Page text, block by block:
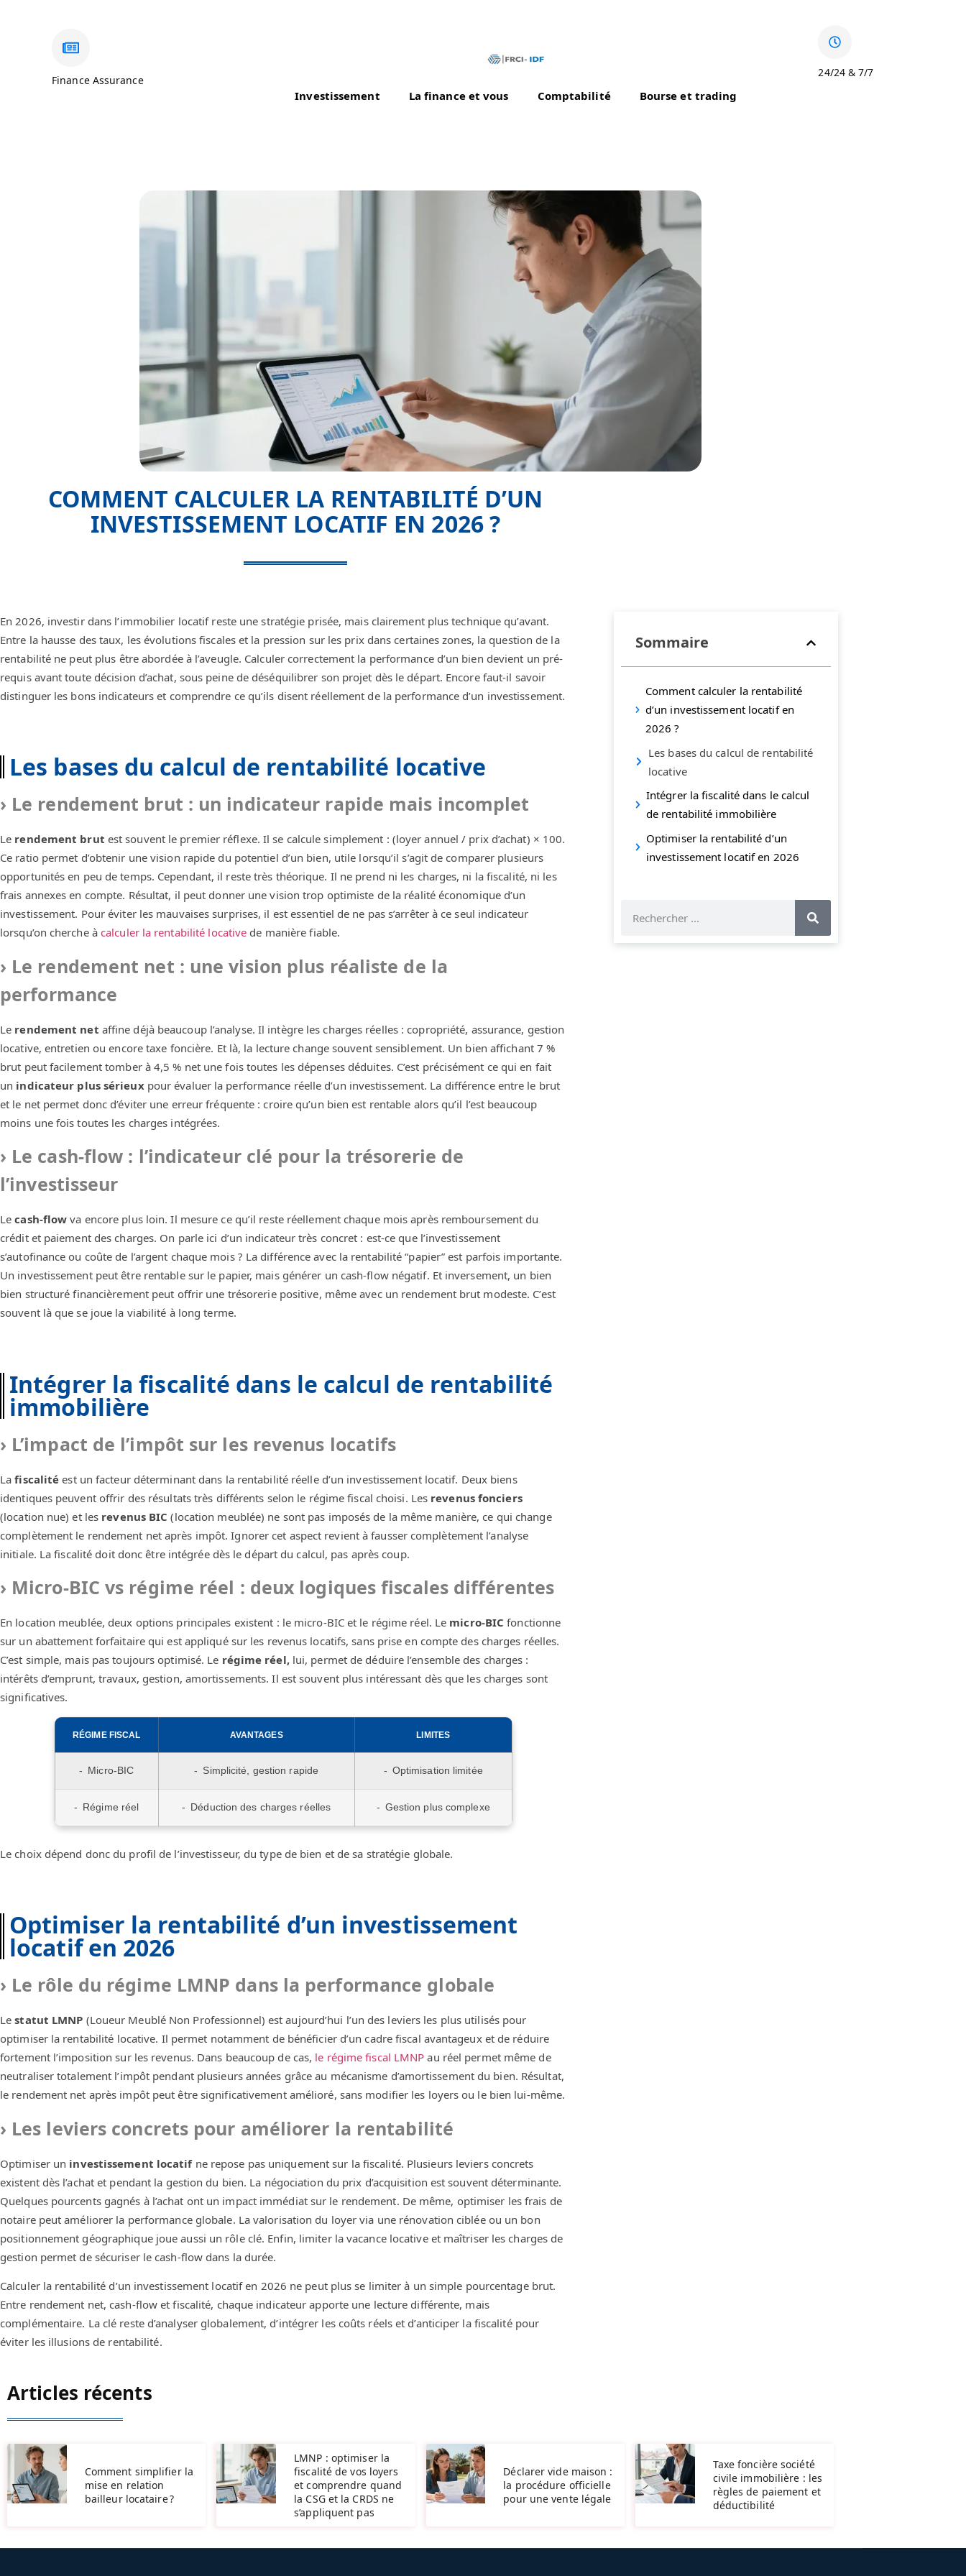
Finance Assurance
Investissement La finance et vous Comptabilité Bourse et trading
24/24 & 7/7
COMMENT CALCULER LA RENTABILITÉ D’UN
INVESTISSEMENT LOCATIF EN 2026 ?
En 2026, investir dans l’immobilier locatif reste une stratégie prisée, mais clairement plus technique qu’avant.
Entre la hausse des taux, les évolutions fiscales et la pression sur les prix dans certaines zones, la question de la
rentabilité ne peut plus être abordée à l’aveugle. Calculer correctement la performance d’un bien devient un pré-
requis avant toute décision d’achat, sous peine de déséquilibrer son projet dès le départ. Encore faut-il savoir
distinguer les bons indicateurs et comprendre ce qu’ils disent réellement de la performance d’un investissement.
Les bases du calcul de rentabilité locative
Le rendement brut : un indicateur rapide mais incomplet
Le rendement brut est souvent le premier réflexe. Il se calcule simplement : (loyer annuel / prix d’achat) × 100.
Ce ratio permet d’obtenir une vision rapide du potentiel d’un bien, utile lorsqu’il s’agit de comparer plusieurs
opportunités en peu de temps. Cependant, il reste très théorique. Il ne prend ni les charges, ni la fiscalité, ni les
frais annexes en compte. Résultat, il peut donner une vision trop optimiste de la réalité économique d’un
investissement. Pour éviter les mauvaises surprises, il est essentiel de ne pas s’arrêter à ce seul indicateur
lorsqu’on cherche à calculer la rentabilité locative de manière fiable.
Le rendement net : une vision plus réaliste de la
performance
Le rendement net affine déjà beaucoup l’analyse. Il intègre les charges réelles : copropriété, assurance, gestion
locative, entretien ou encore taxe foncière. Et là, la lecture change souvent sensiblement. Un bien affichant 7 %
brut peut facilement tomber à 4,5 % net une fois toutes les dépenses déduites. C’est précisément ce qui en fait
un indicateur plus sérieuxpour évaluer la performance réelle d’un investissement. La différence entre le brut
et le net permet donc d’éviter une erreur fréquente : croire qu’un bien est rentable alors qu’il l’est beaucoup
moins une fois toutes les charges intégrées.
Le cash-flow : l’indicateur clé pour la trésorerie de
l’investisseur
Le cash-flow va encore plus loin. Il mesure ce qu’il reste réellement chaque mois après remboursement du
crédit et paiement des charges. On parle ici d’un indicateur très concret : est-ce que l’investissement
s’autofinance ou coûte de l’argent chaque mois ? La différence avec la rentabilité “papier” est parfois importante.
Un investissement peut être rentable sur le papier, mais générer un cash-flow négatif. Et inversement, un bien
bien structuré financièrement peut offrir une trésorerie positive, même avec un rendement brut modeste. C’est
souvent là que se joue la viabilité à long terme.
Intégrer la fiscalité dans le calcul de rentabilité
immobilière
L’impact de l’impôt sur les revenus locatifs
Lafiscalité est un facteur déterminant dans la rentabilité réelle d’un investissement locatif. Deux biens
identiques peuvent offrir des résultats très différents selon le régime fiscal choisi. Les revenus fonciers
(location nue) et les revenus BIC (location meublée) ne sont pas imposés de la même manière, ce qui change
complètement le rendement net après impôt. Ignorer cet aspect revient à fausser complètement l’analyse
initiale. La fiscalité doit donc être intégrée dès le départ du calcul, pas après coup.
Micro-BIC vs régime réel : deux logiques fiscales différentes
En location meublée, deux options principales existent : le micro-BIC et le régime réel. Le micro-BIC fonctionne
sur un abattement forfaitaire qui est appliqué sur les revenus locatifs, sans prise en compte des charges réelles.
C’est simple, mais pas toujours optimisé. Le régime réel,lui, permet de déduire l’ensemble des charges :
intérêts d’emprunt, travaux, gestion, amortissements. Il est souvent plus intéressant dès que les charges sont
significatives.
RÉGIME FISCAL AVANTAGES LIMITES
Micro-BIC Simplicité, gestion rapide Optimisation limitée
Régime réel Déduction des charges réelles Gestion plus complexe
Le choix dépend donc du profil de l’investisseur, du type de bien et de sa stratégie globale.
Optimiser la rentabilité d’un investissement
locatif en 2026
Le rôle du régime LMNP dans la performance globale
Lestatut LMNP (Loueur Meublé Non Professionnel) est aujourd’hui l’un des leviers les plus utilisés pour
optimiser la rentabilité locative. Il permet notamment de bénéficier d’un cadre fiscal avantageux et de réduire
fortement l’imposition sur les revenus. Dans beaucoup de cas, le régime fiscal LMNP au réel permet même de
neutraliser totalement l’impôt pendant plusieurs années grâce au mécanisme d’amortissement du bien. Résultat,
le rendement net après impôt peut être significativement amélioré, sans modifier les loyers ou le bien lui-même.
Les leviers concrets pour améliorer la rentabilité
Optimiser un investissement locatif ne repose pas uniquement sur la fiscalité. Plusieurs leviers concrets
existent dès l’achat et pendant la gestion du bien. La négociation du prix d’acquisition est souvent déterminante.
Quelques pourcents gagnés à l’achat ont un impact immédiat sur le rendement. De même, optimiser les frais de
notaire peut améliorer la performance globale. La valorisation du loyer via une rénovation ciblée ou un bon
positionnement géographique joue aussi un rôle clé. Enfin, limiter la vacance locative et maîtriser les charges de
gestion permet de sécuriser le cash-flow dans la durée.
Calculer la rentabilité d’un investissement locatif en 2026 ne peut plus se limiter à un simple pourcentage brut.
Entre rendement net, cash-flow et fiscalité, chaque indicateur apporte une lecture différente, mais
complémentaire. La clé reste d’analyser globalement, d’intégrer les coûts réels et d’anticiper la fiscalité pour
éviter les illusions de rentabilité.
Sommaire
Comment calculer la rentabilité
d’un investissement locatif en
2026 ?
Les bases du calcul de rentabilité
locative
Intégrer la fiscalité dans le calcul
de rentabilité immobilière
Optimiser la rentabilité d’un
investissement locatif en 2026
Articles récents
Comment simplifier la
mise en relation
bailleur locataire ?
LMNP : optimiser la
fiscalité de vos loyers
et comprendre quand
la CSG et la CRDS ne
s’appliquent pas
Déclarer vide maison :
la procédure officielle
pour une vente légale
Taxe foncière société
civile immobilière : les
règles de paiement et
déductibilité